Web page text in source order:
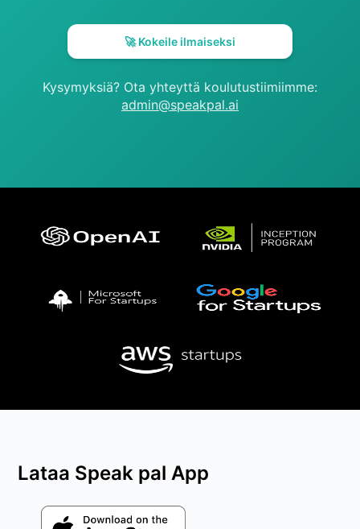
🚀 Kokeile ilmaiseksi
Kysymyksiä? Ota yhteyttä koulutustiimiimme:
admin@speakpal.ai
Lataa Speak pal App